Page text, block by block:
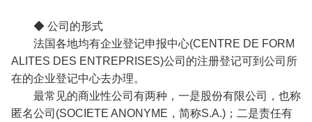
◆ 公司的形式
法国各地均有企业登记申报中心(CENTRE DE FORM
ALITES DES ENTREPRISES)公司的注册登记可到公司所
在的企业登记中心去办理。
最常见的商业性公司有两种，一是股份有限公司，也称
匿名公司(SOCIETE ANONYME，简称S.A.)；二是责任有